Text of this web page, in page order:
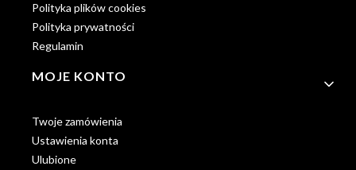
Polityka plików cookies
Polityka prywatności
Regulamin
MOJE KONTO
Twoje zamówienia
Ustawienia konta
Ulubione